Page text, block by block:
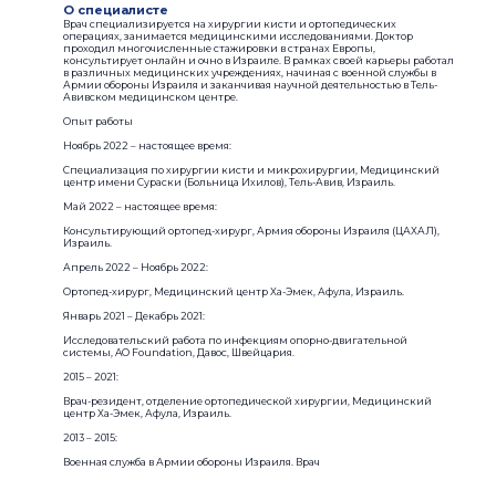
О специалисте
Врач специализируется на хирургии кисти и ортопедических
операциях, занимается медицинскими исследованиями. Доктор
проходил многочисленные стажировки в странах Европы,
консультирует онлайн и очно в Израиле. В рамках своей карьеры работал
в различных медицинских учреждениях, начиная с военной службы в
Армии обороны Израиля и заканчивая научной деятельностью в Тель-
Авивском медицинском центре.
Опыт работы
Ноябрь 2022 – настоящее время:
Cпециализация по хирургии кисти и микрохирургии, Медицинский
центр имени Сураски (Больница Ихилов), Тель-Авив, Израиль.
Май 2022 – настоящее время:
Консультирующий ортопед-хирург, Армия обороны Израиля (ЦАХАЛ),
Израиль.
Апрель 2022 – Ноябрь 2022:
Ортопед-хирург, Медицинский центр Ха-Эмек, Афула, Израиль.
Январь 2021 – Декабрь 2021:
Исследовательский работа по инфекциям опорно-двигательной
системы, AO Foundation, Давос, Швейцария.
2015 – 2021:
Врач-резидент, отделение ортопедической хирургии, Медицинский
центр Ха-Эмек, Афула, Израиль.
2013 – 2015:
Военная служба в Армии обороны Израиля. Врач